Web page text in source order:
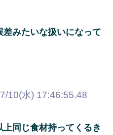
みたいな扱いになって
10(水) 17:46:55.48
同じ食材持ってくるき